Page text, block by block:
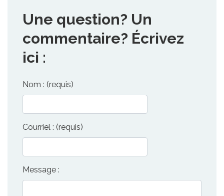
Une question? Un
commentaire? Écrivez
ici :
Nom : (requis)
Courriel : (requis)
Message :